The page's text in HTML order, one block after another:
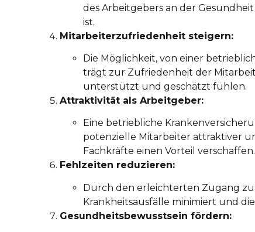
des Arbeitgebers an der
ist.
Mitarbeiterzufriedenheit steigern:
Die Möglichkeit, von einer
trägt zur Zufriedenheit der
unterstützt und geschätzt fühlen.
Attraktivität als Arbeitgeber:
Eine betriebliche
potenzielle Mitarbeiter attraktiver
Fachkräfte einen Vorteil verschaffen.
Fehlzeiten reduzieren:
Durch den erleichterten Zugang
Krankheitsausfälle minimiert und
Gesundheitsbewusstsein fördern: